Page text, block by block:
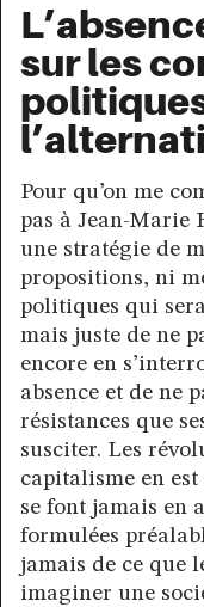
sur les
Pour qu’on me
pas à Jean-Marie
une stratégie de
propositions, ni
politiques qui
mais juste de ne
encore en
absence et de ne
résistances que
susciter. Les
capitalisme en
se font jamais en
formulées
jamais de ce que
imaginer une